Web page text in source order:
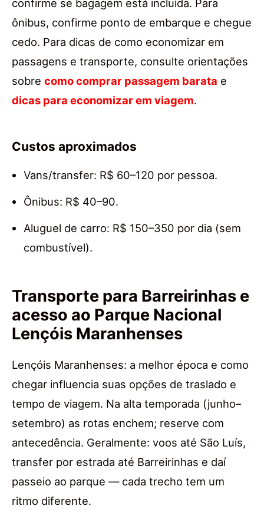
confirme se bagagem está incluída. Para
ônibus, confirme ponto de embarque e chegue
cedo. Para dicas de como economizar em
passagens e transporte, consulte orientações
sobre como comprar passagem barata e
dicas para economizar em viagem.
Custos aproximados
Vans/transfer: R$ 60–120 por pessoa.
Ônibus: R$ 40–90.
Aluguel de carro: R$ 150–350 por dia (sem
combustível).
Transporte para Barreirinhas e
acesso ao Parque Nacional
Lençóis Maranhenses
Lençóis Maranhenses: a melhor época e como
chegar influencia suas opções de traslado e
tempo de viagem. Na alta temporada (junho–
setembro) as rotas enchem; reserve com
antecedência. Geralmente: voos até São Luís,
transfer por estrada até Barreirinhas e daí
passeio ao parque — cada trecho tem um
ritmo diferente.